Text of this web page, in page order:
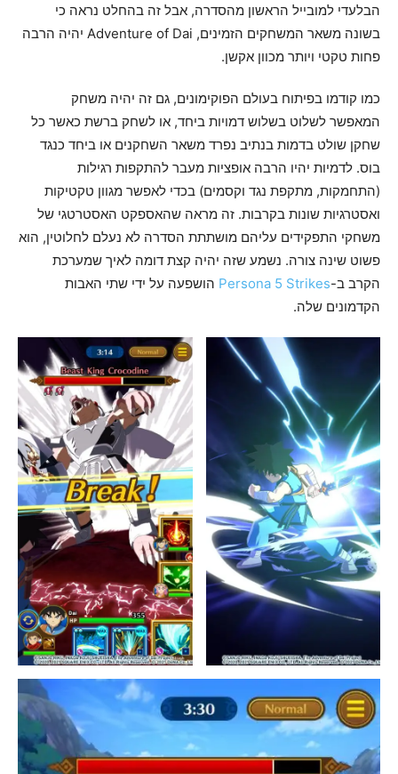
הבלעדי למובייל הראשון מהסדרה, אבל זה בהחלט נראה כי
בשונה משאר המשחקים הזמינים, Adventure of Dai יהיה הרבה
פחות טקטי ויותר מכוון אקשן.
כמו קודמו בפיתוח בעולם הפוקימונים, גם זה יהיה משחק
המאפשר לשלוט בשלוש דמויות ביחד, או לשחק ברשת כאשר כל
שחקן שולט בדמות בנתיב נפרד משאר השחקנים או ביחד כנגד
בוס. לדמיות יהיו הרבה אופציות מעבר להתקפות רגילות
(התחמקות, מתקפת נגד וקסמים) בכדי לאפשר מגוון טקטיקות
ואסטרגיות שונות בקרבות. זה מראה שהאספקט האסטרטגי של
משחקי התפקידים עליהם מושתתת הסדרה לא נעלם לחלוטין, הוא
פשוט שינה צורה. נשמע שזה יהיה קצת דומה לאיך שמערכת
הקרב ב-Persona 5 Strikes הושפעה על ידי שתי האבות
הקדמונים שלה.